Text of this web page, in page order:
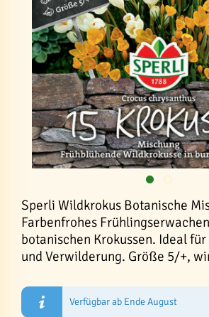
Sperli Wildkrokus Botanische
Farbenfrohes
botanischen Krokussen. Ideal
und Verwilderung. Größe 5/+,
Verfügbar ab Ende August